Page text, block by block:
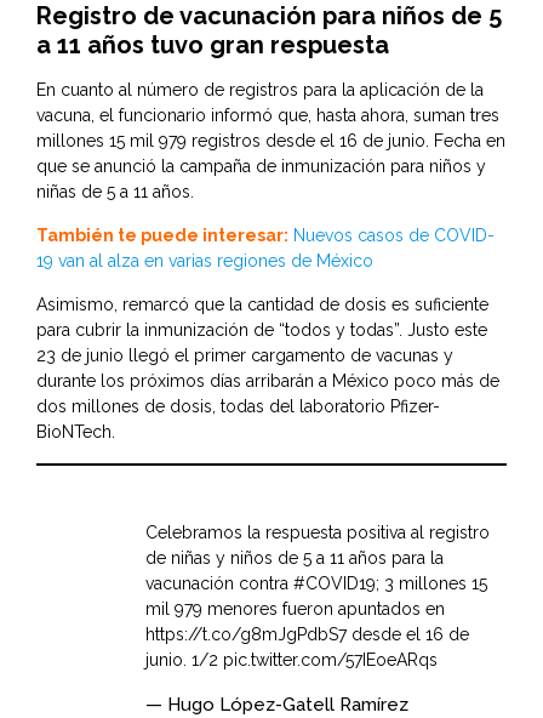
Registro de vacunación para niños de 5
a 11 años tuvo gran respuesta
En cuanto al número de registros para la aplicación de la
vacuna, el funcionario informó que, hasta ahora, suman tres
millones 15 mil 979 registros desde el 16 de junio. Fecha en
que se anunció la campaña de inmunización para niños y
niñas de 5 a 11 años.
También te puede interesar: Nuevos casos de COVID-
19 van al alza en varias regiones de México
Asimismo, remarcó que la cantidad de dosis es suficiente
para cubrir la inmunización de “todos y todas”. Justo este
23 de junio llegó el primer cargamento de vacunas y
durante los próximos días arribarán a México poco más de
dos millones de dosis, todas del laboratorio Pfizer-
BioNTech.
Celebramos la respuesta positiva al registro
de niñas y niños de 5 a 11 años para la
vacunación contra #COVID19; 3 millones 15
mil 979 menores fueron apuntados en
https://t.co/g8mJgPdbS7desde el 16 de
junio. 1/2 pic.twitter.com/57IEoeARqs
— Hugo López-Gatell Ramírez